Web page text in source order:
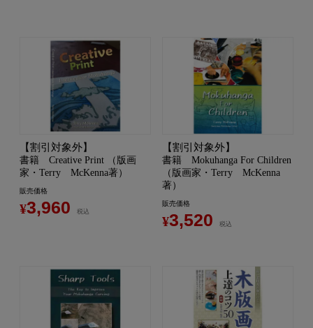
【割引対象外】
書籍 Creative Print （版画
家・Terry McKenna著）
販売価格
¥3,960 税込
【割引対象外】
書籍 Mokuhanga For Children
（版画家・Terry McKenna
著）
販売価格
¥3,520 税込